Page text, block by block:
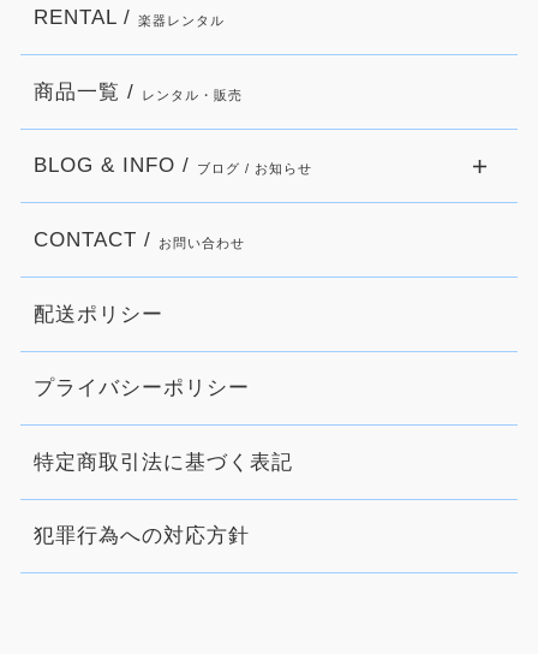
RENTAL / 楽器レンタル
商品一覧 / レンタル・販売
BLOG & INFO / ブログ / お知らせ
CONTACT / お問い合わせ
配送ポリシー
プライバシーポリシー
特定商取引法に基づく表記
犯罪行為への対応方針